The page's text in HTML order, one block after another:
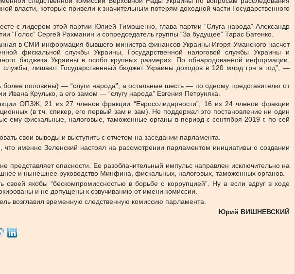
власти, которые привели к значительным потерям доходной части Государственного
с лидером этой партии Юлией Тимошенко, глава партии “Слуга народа” Александр
Сергей Рахманин и сопредседатель группы “За будущее” Тарас Батенко.
в СМИ информация бывшего министра финансов Украины Игоря Уманского насчет
фискальной службы Украины, Государственной налоговой службы Украины и
бюджета Украины в особо крупных размерах. По обнародованной информации,
лишают Государственный бюджет Украины доходов в 120 млрд грн в год”, —
половины) — “слуги народа”, а остальные шесть — по одному представителю от
Ивана Крулько, а его замом — “слугу народа” Евгения Петруняка.
ОПЗЖ, 21 из 27 членов фракции “Евросолидарности”, 16 из 24 членов фракции
(в т.ч. спикер, его первый зам и зам). Не поддержал это постановление ни один
ему фискальные, налоговые, таможенные органы в период с сентября 2019 г. по сей
свои выводы и выступить с отчетом на заседании парламента.
именно Зеленский настоял на рассмотрении парламентом инициативы о создании
представляет опасности. Ее разоблачительный импульс направлен исключительно на
и нынешнее руководство Минфина, фискальных, налоговых, таможенных органов.
якобы “бескомпромиссностью в борьбе с коррупцией”. Ну а если вдруг в ходе
и не допущены к озвучиванию от имени комиссии.
возглавил временную следственную комиссию парламента.
Юрий ВИШНЕВСКИЙ